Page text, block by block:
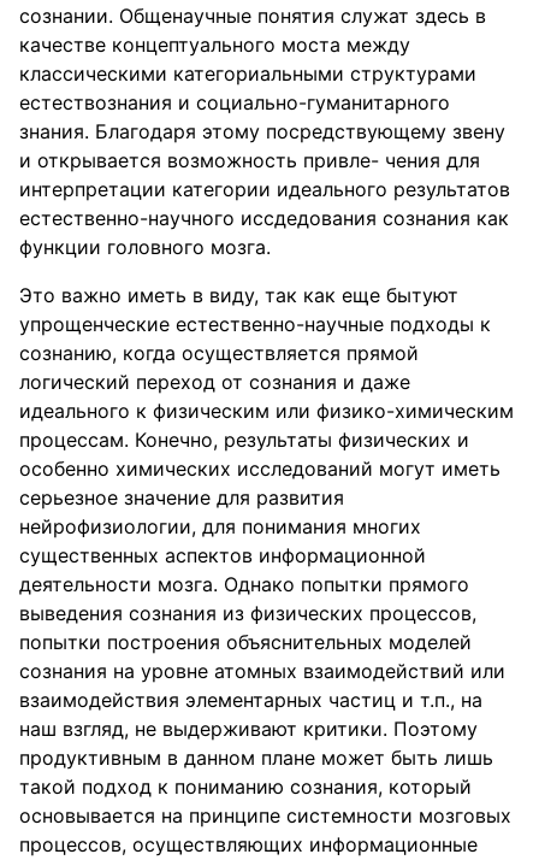
сознании. Общенаучные понятия служат здесь в
качестве концептуального моста между
классическими категориальными структурами
естествознания и социально-гуманитарного
знания. Благодаря этому посредствующему звену
и открывается возможность привле- чения для
интерпретации категории идеального результатов
естественно-научного иссдедования сознания как
функции головного мозга.
Это важно иметь в виду, так как еще бытуют
упрощенческие естественно-научные подходы к
сознанию, когда осуществляется прямой
логический переход от сознания и даже
идеального к физическим или физико-химическим
процессам. Конечно, результаты физических и
особенно химических исследований могут иметь
серьезное значение для развития
нейрофизиологии, для понимания многих
существенных аспектов информационной
деятельности мозга. Однако попытки прямого
выведения сознания из физических процессов,
попытки построения объяснительных моделей
сознания на уровне атомных взаимодействий или
взаимодействия элементарных частиц и т.п., на
наш взгляд, не выдерживают критики. Поэтому
продуктивным в данном плане может быть лишь
такой подход к пониманию сознания, который
основывается на принципе системности мозговых
процессов, осуществляющих информационные